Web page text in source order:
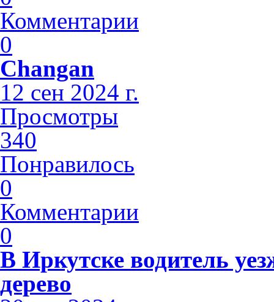
Комментарии
0
Changan
12 сен 2024 г.
Просмотры
340
Понравилось
0
Комментарии
0
В Иркутске водитель
дерево